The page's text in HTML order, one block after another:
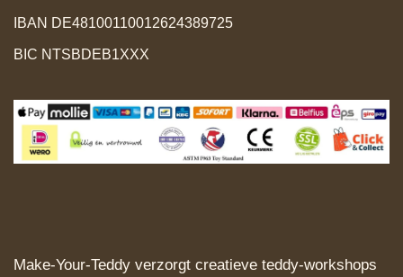
IBAN DE48100110012624389725
BIC NTSBDEB1XXX
Make‑Your‑Teddy verzorgt creatieve teddy‑workshops